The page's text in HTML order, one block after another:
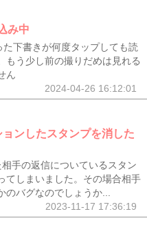
み中
下書きが何度タップしても読
もう少し前の撮りだめは見れる
ん
2024-04-26 16:12:01
ンしたスタンプを消した
手の返信についているスタン
てしまいました。その場合相手
バグなのでしょうか...
2023-11-17 17:36:19